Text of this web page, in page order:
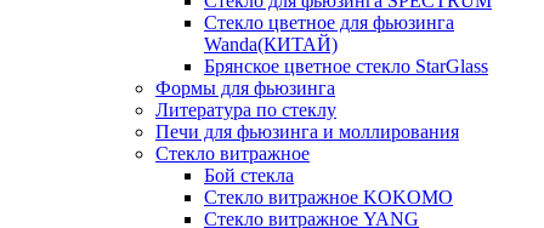
Стекло цветное для фьюзинга
Wanda(КИТАЙ)
Брянское цветное стекло StarGlass
Формы для фьюзинга
Литература по стеклу
Печи для фьюзинга и моллирования
Стекло витражное
Бой стекла
Стекло витражное KOKOMO
Стекло витражное YANG